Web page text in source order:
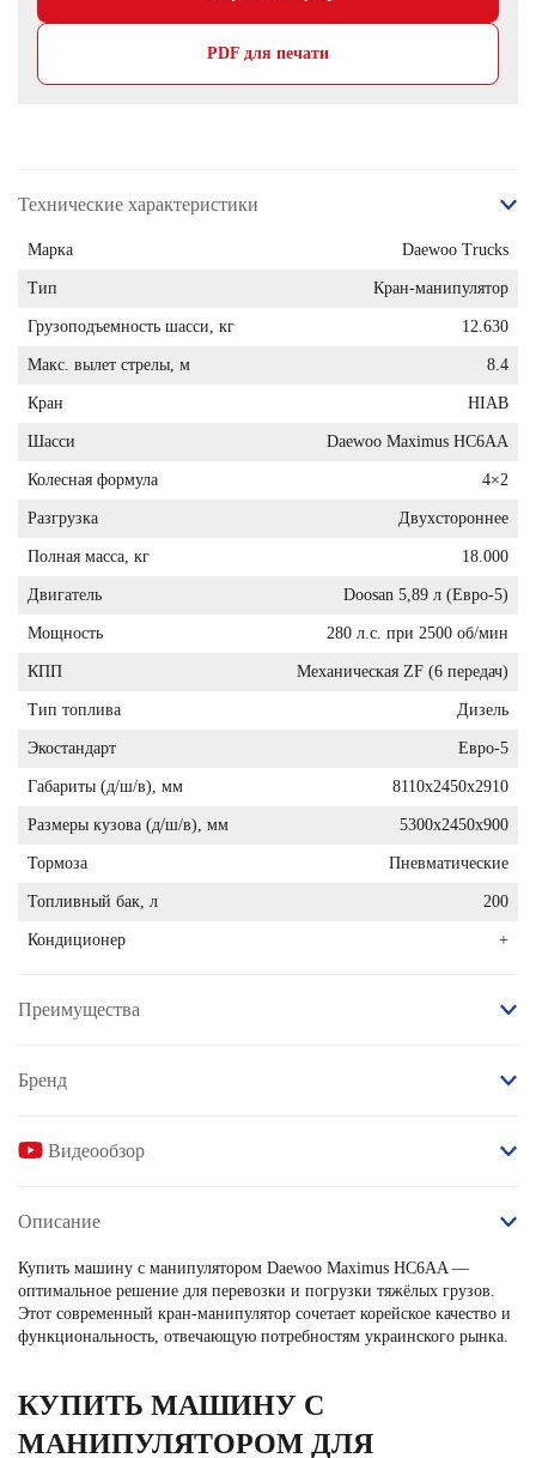
PDF для печати
Технические характеристики
Марка Daewoo Trucks
Тип Кран-манипулятор
Грузоподъемность шасси, кг 12.630
Макс. вылет стрелы, м 8.4
Кран HIAB
Шасси Daewoo Maximus HC6AA
Колесная формула 4×2
Разгрузка Двухстороннее
Полная масса, кг 18.000
Двигатель Doosan 5,89 л (Евро-5)
Мощность 280 л.с. при 2500 об/мин
КПП Механическая ZF (6 передач)
Тип топлива Дизель
Экостандарт Евро-5
Габариты (д/ш/в), мм 8110x2450x2910
Размеры кузова (д/ш/в), мм 5300х2450х900
Тормоза Пневматические
Топливный бак, л 200
Кондиционер +
Преимущества
Бренд
Видеообзор
Описание
Купить машину с манипулятором Daewoo Maximus HC6AA —
оптимальное решение для перевозки и погрузки тяжёлых грузов.
Этот современный кран-манипулятор сочетает корейское качество и
функциональность, отвечающую потребностям украинского рынка.
КУПИТЬ МАШИНУ С
МАНИПУЛЯТОРОМ ДЛЯ